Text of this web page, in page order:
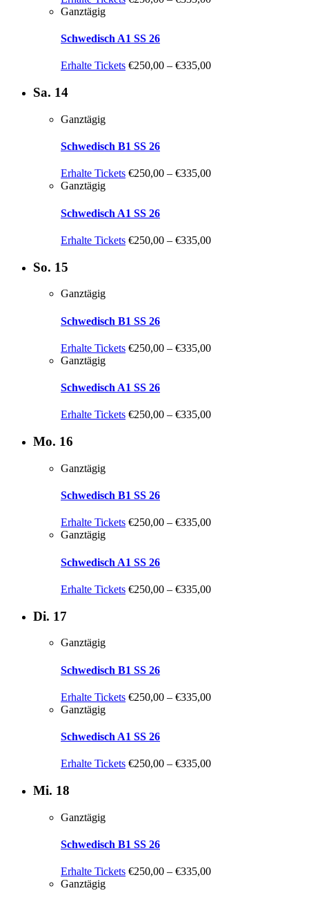
Ganztägig
Schwedisch A1 SS 26
Erhalte Tickets €250,00 – €335,00
Sa. 14
Ganztägig
Schwedisch B1 SS 26
Erhalte Tickets €250,00 – €335,00
Ganztägig
Schwedisch A1 SS 26
Erhalte Tickets €250,00 – €335,00
So. 15
Ganztägig
Schwedisch B1 SS 26
Erhalte Tickets €250,00 – €335,00
Ganztägig
Schwedisch A1 SS 26
Erhalte Tickets €250,00 – €335,00
Mo. 16
Ganztägig
Schwedisch B1 SS 26
Erhalte Tickets €250,00 – €335,00
Ganztägig
Schwedisch A1 SS 26
Erhalte Tickets €250,00 – €335,00
Di. 17
Ganztägig
Schwedisch B1 SS 26
Erhalte Tickets €250,00 – €335,00
Ganztägig
Schwedisch A1 SS 26
Erhalte Tickets €250,00 – €335,00
Mi. 18
Ganztägig
Schwedisch B1 SS 26
Erhalte Tickets €250,00 – €335,00
Ganztägig